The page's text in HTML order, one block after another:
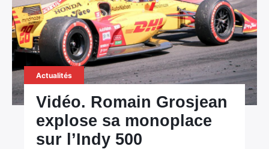
Actualités
Vidéo. Romain Grosjean
explose sa monoplace
sur l’Indy 500